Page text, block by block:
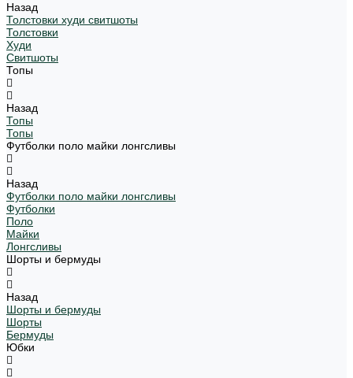
Назад
Толстовки худи свитшоты
Толстовки
Худи
Свитшоты
Топы
Назад
Топы
Топы
Футболки поло майки лонгсливы
Назад
Футболки поло майки лонгсливы
Футболки
Поло
Майки
Лонгсливы
Шорты и бермуды
Назад
Шорты и бермуды
Шорты
Бермуды
Юбки